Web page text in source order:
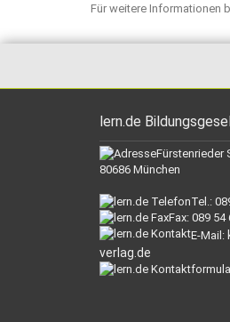
Für weitere Informationen
lern.de
Fürstenrieder
80686 München
Tel.:
Fax: 089 54
E-Mail:
verlag.de